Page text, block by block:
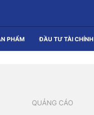
PHẨM ĐẦU TƯ TÀI CHÍNH